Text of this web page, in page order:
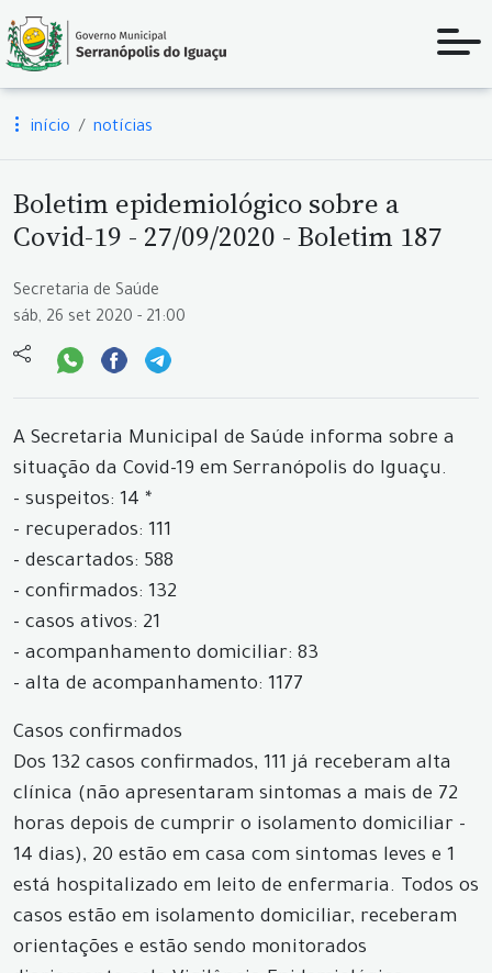
início notícias
Boletim epidemiológico sobre a
Covid-19 - 27/09/2020 - Boletim 187
Secretaria de Saúde
sáb, 26 set 2020 - 21:00
A Secretaria Municipal de Saúde informa sobre a
situação da Covid-19 em Serranópolis do Iguaçu.
- suspeitos: 14 *
- recuperados: 111
- descartados: 588
- confirmados: 132
- casos ativos: 21
- acompanhamento domiciliar: 83
- alta de acompanhamento: 1177
Casos confirmados
Dos 132 casos confirmados, 111 já receberam alta
clínica (não apresentaram sintomas a mais de 72
horas depois de cumprir o isolamento domiciliar -
14 dias), 20 estão em casa com sintomas leves e 1
está hospitalizado em leito de enfermaria. Todos os
casos estão em isolamento domiciliar, receberam
orientações e estão sendo monitorados